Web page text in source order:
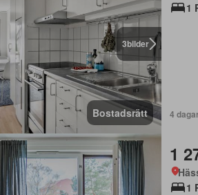
3bilder
Bostadsrätt
1
4
1
1